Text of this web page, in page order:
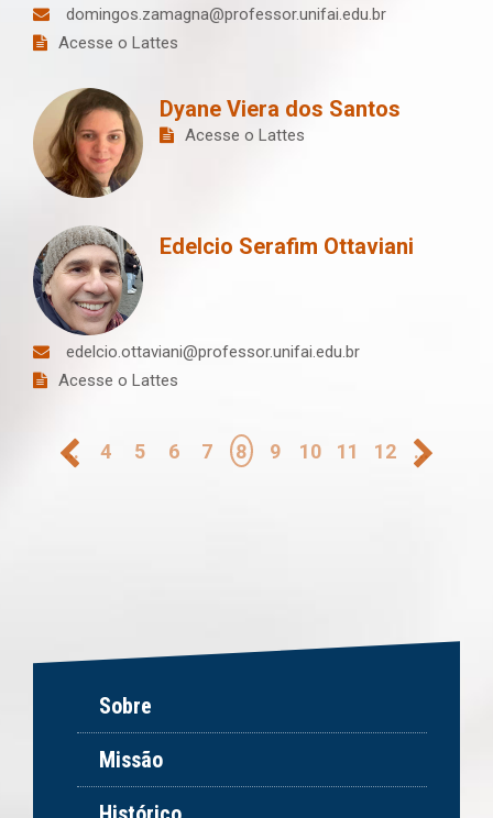
domingos.zamagna@professor.unifai.edu.br
Acesse o Lattes
Dyane Viera dos Santos
Acesse o Lattes
Edelcio Serafim Ottaviani
edelcio.ottaviani@professor.unifai.edu.br
Acesse o Lattes
Paginação
… 4 5 6 7 8 9 10 11 12 …
Sobre
Missão